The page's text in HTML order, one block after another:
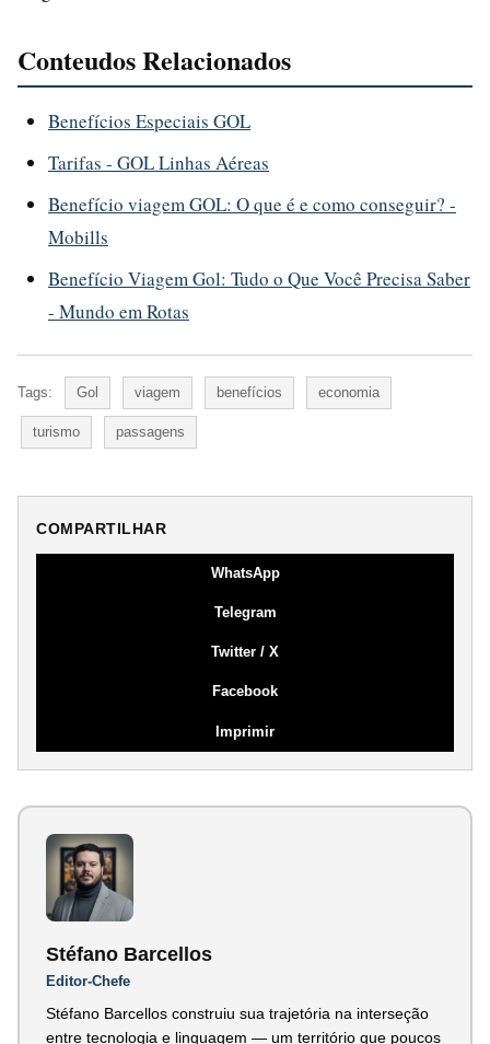
Conteudos Relacionados
Benefícios Especiais GOL
Tarifas - GOL Linhas Aéreas
Benefício viagem GOL: O que é e como conseguir? -
Mobills
Benefício Viagem Gol: Tudo o Que Você Precisa Saber
- Mundo em Rotas
Tags: Gol viagem benefícios economia
turismo passagens
COMPARTILHAR
WhatsApp
Telegram
Twitter / X
Facebook
Imprimir
Stéfano Barcellos
Editor-Chefe
Stéfano Barcellos construiu sua trajetória na interseção
entre tecnologia e linguagem — um território que poucos